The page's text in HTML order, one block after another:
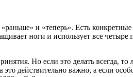
и «теперь». Есть
ноги и использует все четыре
Но если это делать всегда,
действительно важно, а если